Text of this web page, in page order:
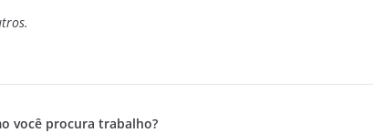
você procura trabalho?